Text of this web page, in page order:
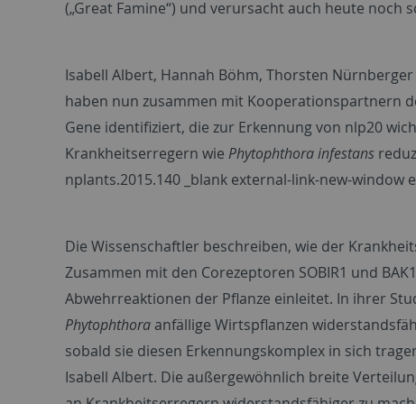
(„Great Famine“) und verursacht auch heute
Isabell Albert, Hannah Böhm, Thorsten
haben nun zusammen mit Kooperationspartnern
Gene identifiziert, die zur Erkennung von nlp20
Krankheitserregern wie Phytophthora infestans
nplants.2015.140 _blank external-link-new-
Die Wissenschaftler beschreiben, wie der
Zusammen mit den Corezeptoren SOBIR1 und
Abwehrreaktionen der Pflanze einleitet. In ihrer
Phytophthoraanfällige Wirtspflanzen
sobald sie diesen Erkennungskomplex in sich
Isabell Albert. Die außergewöhnlich breite